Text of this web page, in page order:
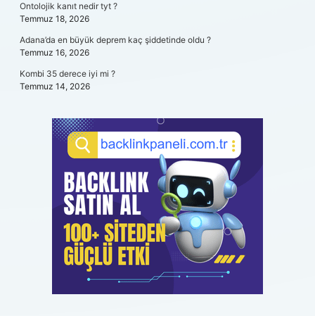
Ontolojik kanıt nedir tyt ?
Temmuz 18, 2026
Adana’da en büyük deprem kaç şiddetinde oldu ?
Temmuz 16, 2026
Kombi 35 derece iyi mi ?
Temmuz 14, 2026